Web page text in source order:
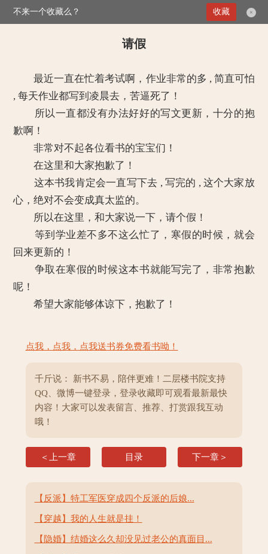
>总管来了：皇帝你滚开 请假
请假
最近一直在忙着考试啊，作业非常的多 , 简直可怕
, 每天作业都写到凌晨去，苦逼死了！
所以一直都没有办法好好的写文更新，十分的抱
歉啊！
非常对不起各位看书的宝宝们！
在这里和大家抱歉了！
这本书我肯定会一直写下去 , 写完的 , 这个大家放
心，绝对不会变成真太监的。
所以在这里，和大家说一下，请个假！
等到学业差不多不这么忙了，寒假的时候，就会
回来更新的！
争取在寒假的时候这本书就能写完了，非常抱歉
呢！
希望大家能够体谅下，抱歉了！
点我，点我，点我送书券免费看书呦！
千斤说： 新书不易，陪伴更难！二层楼书院支持
QQ、微博一键登录，登录收藏即可观看最新最快
内容！大家可以发表留言、推荐、打赏跟我互动
哦！
＜上一章 目录 下一章＞
【反派】特工军医穿成四个反派的后娘...
【穿越】我的人生就是挂！
【隐婚】结婚这么久却没见过老公的真面目...
不来一个收藏么？ ×
收藏